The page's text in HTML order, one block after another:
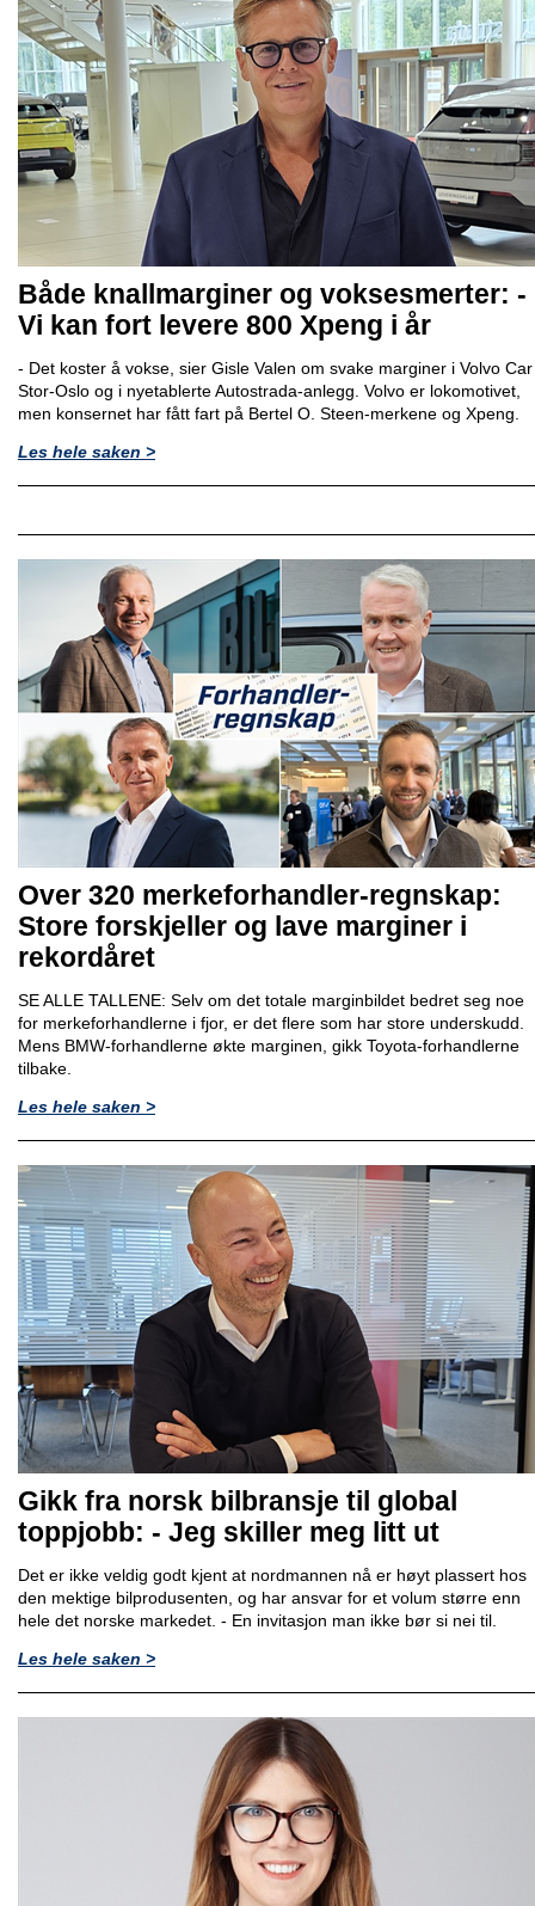
Både knallmarginer og voksesmerter: -
Vi kan fort levere 800 Xpeng i år
- Det koster å vokse, sier Gisle Valen om svake marginer i Volvo Car
Stor-Oslo og i nyetablerte Autostrada-anlegg. Volvo er lokomotivet,
men konsernet har fått fart på Bertel O. Steen-merkene og Xpeng.
Les hele saken >
Over 320 merkeforhandler-regnskap:
Store forskjeller og lave marginer i
rekordåret
SE ALLE TALLENE: Selv om det totale marginbildet bedret seg noe
for merkeforhandlerne i fjor, er det flere som har store underskudd.
Mens BMW-forhandlerne økte marginen, gikk Toyota-forhandlerne
tilbake.
Les hele saken >
Gikk fra norsk bilbransje til global
toppjobb: - Jeg skiller meg litt ut
Det er ikke veldig godt kjent at nordmannen nå er høyt plassert hos
den mektige bilprodusenten, og har ansvar for et volum større enn
hele det norske markedet. - En invitasjon man ikke bør si nei til.
Les hele saken >